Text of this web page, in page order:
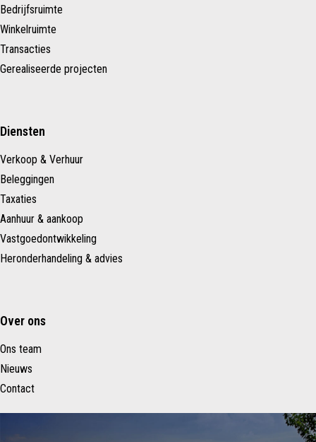
Bedrijfsruimte
Winkelruimte
Transacties
Gerealiseerde projecten
Diensten
Verkoop & Verhuur
Beleggingen
Taxaties
Aanhuur & aankoop
Vastgoedontwikkeling
Heronderhandeling & advies
Over ons
Ons team
Nieuws
Contact